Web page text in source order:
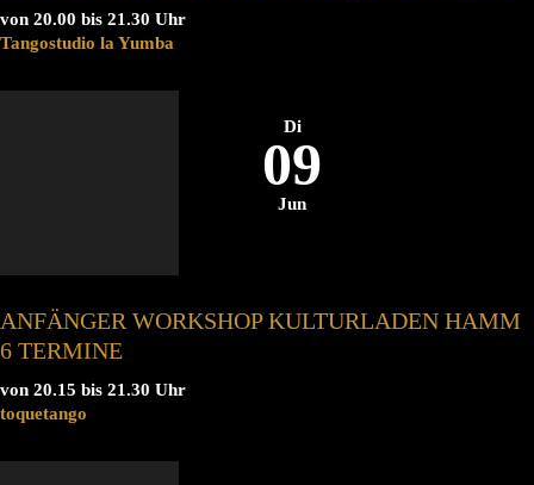
von 20.00 bis 21.30 Uhr
Tangostudio la Yumba
Di
09
Jun
ANFÄNGER WORKSHOP KULTURLADEN HAMM
6 TERMINE
von 20.15 bis 21.30 Uhr
toquetango